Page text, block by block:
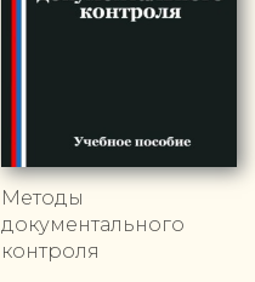
Методы
документального
контроля